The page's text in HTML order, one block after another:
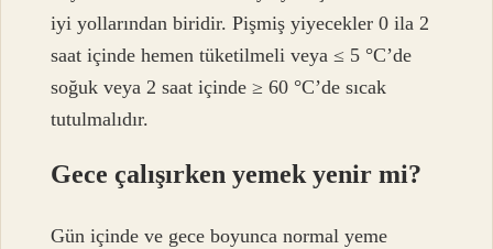
iyi yollarından biridir. Pişmiş yiyecekler 0 ila 2
saat içinde hemen tüketilmeli veya ≤ 5 °C’de
soğuk veya 2 saat içinde ≥ 60 °C’de sıcak
tutulmalıdır.
Gece çalışırken yemek yenir mi?
Gün içinde ve gece boyunca normal yeme